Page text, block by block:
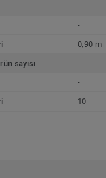
-
0,90 m
sayısı
-
10